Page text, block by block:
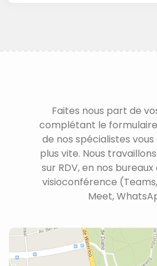
Faites nous part de
complétant le
de nos spécialistes
plus vite. Nous
sur RDV, en nos
visioconférence
Meet,